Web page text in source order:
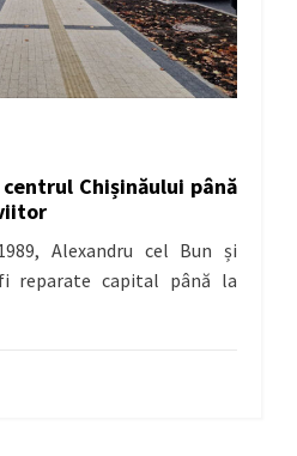
Chișinăului până
Alexandru cel Bun și
reparate capital până la